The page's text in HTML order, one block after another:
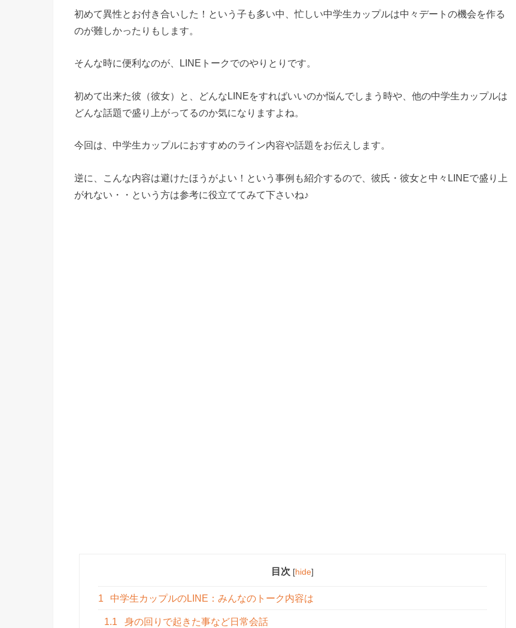
初めて異性とお付き合いした！という子も多い中、忙しい中学生カップルは中々デートの機会を作る
のが難しかったりもします。
そんな時に便利なのが、LINEトークでのやりとりです。
初めて出来た彼（彼女）と、どんなLINEをすればいいのか悩んでしまう時や、他の中学生カップルは
どんな話題で盛り上がってるのか気になりますよね。
今回は、中学生カップルにおすすめのライン内容や話題をお伝えします。
逆に、こんな内容は避けたほうがよい！という事例も紹介するので、彼氏・彼女と中々LINEで盛り上
がれない・・という方は参考に役立ててみて下さいね♪
目次 [hide]
1 中学生カップルのLINE：みんなのトーク内容は
1.1 身の回りで起きた事など日常会話